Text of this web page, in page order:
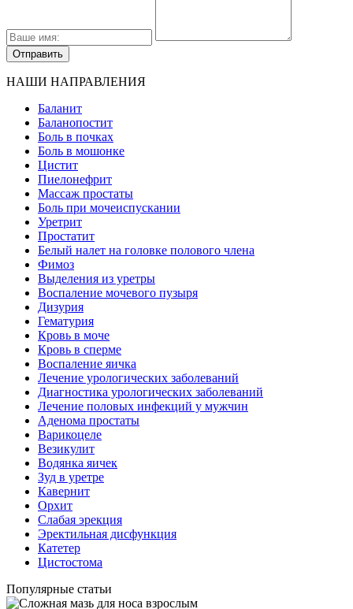
НАШИ НАПРАВЛЕНИЯ
Баланит
Баланопостит
Боль в почках
Боль в мошонке
Цистит
Пиелонефрит
Массаж простаты
Боль при мочеиспускании
Уретрит
Простатит
Белый налет на головке полового члена
Фимоз
Выделения из уретры
Воспаление мочевого пузыря
Дизурия
Гематурия
Кровь в моче
Кровь в сперме
Воспаление яичка
Лечение урологических заболеваний
Диагностика урологических заболеваний
Лечение половых инфекций у мужчин
Аденома простаты
Варикоцеле
Везикулит
Водянка яичек
Зуд в уретре
Кавернит
Орхит
Слабая эрекция
Эректильная дисфункция
Катетер
Цистостома
Популярные статьи